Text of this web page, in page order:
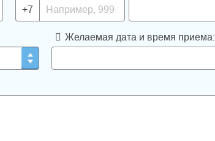
+7
Желаемая дата и время приема: